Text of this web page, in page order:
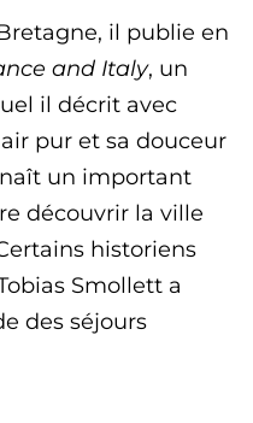
il publie en
and Italy, un
il décrit avec
pur et sa douceur
un important
découvrir la ville
historiens
Smollett a
des séjours